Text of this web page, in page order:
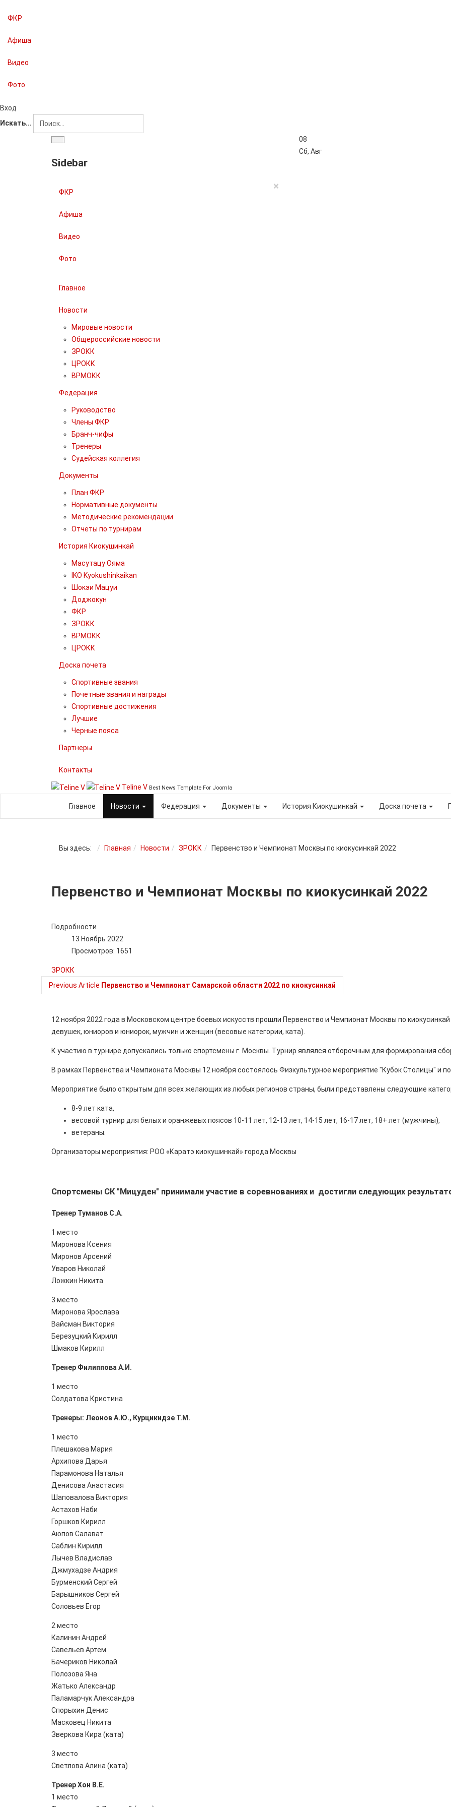
ФКР
Афиша
Видео
Фото
Вход
Искать...
Sidebar
×
ФКР
Афиша
Видео
Фото
Главное
Новости
Мировые новости
Общероссийские новости
ЗРОКК
ЦРОКК
ВРМОКК
Федерация
Руководство
Члены ФКР
Бранч-чифы
Тренеры
Судейская коллегия
Документы
План ФКР
Нормативные документы
Методические рекомендации
Отчеты по турнирам
История Киокушинкай
Масутацу Ояма
IKO Kyokushinkaikan
Шокэи Мацуи
Доджокун
ФКР
ЗРОКК
ВРМОКК
ЦРОКК
Доска почета
Спортивные звания
Почетные звания и награды
Спортивные достижения
Лучшие
Черные пояса
Партнеры
Контакты
Teline V Best News Template For Joomla
08
Сб, Авг
Главное Новости Федерация Документы История Киокушинкай Доска почета
Вы здесь: Главная Новости ЗРОКК Первенство и Чемпионат Москвы по киокусинкай 2022
Первенство и Чемпионат Москвы по киокусинкай 2022
Подробности
13 Ноябрь 2022
Просмотров: 1651
ЗРОКК
Previous Article Первенство и Чемпионат Самарской области 2022 по киокусинкай
12 ноября 2022 года в Московском центре боевых искусств прошли Первенство и Чемпионат Москвы по
девушек, юниоров и юниорок, мужчин и женщин (весовые категории, ката).
К участию в турнире допускались только спортсмены г. Москвы. Турнир являлся отборочным для формирования
В рамках Первенства и Чемпионата Москвы 12 ноября состоялось Физкультурное мероприятие "Кубок Столицы" и
Мероприятие было открытым для всех желающих из любых регионов страны, были представлены следующие
8-9 лет ката,
весовой турнир для белых и оранжевых поясов 10-11 лет, 12-13 лет, 14-15 лет, 16-17 лет, 18+ лет (мужчины),
ветераны.
Организаторы мероприятия: РОО «Каратэ киокушинкай» города Москвы
Спортсмены СК "Мицуден" принимали участие в соревнованиях и достигли следующих
Тренер Туманов С.А.
1 место
Миронова Ксения
Миронов Арсений
Уваров Николай
Ложкин Никита
3 место
Миронова Ярослава
Вайсман Виктория
Березуцкий Кирилл
Шмаков Кирилл
Тренер Филиппова А.И.
1 место
Солдатова Кристина
Тренеры: Леонов А.Ю., Курцикидзе Т.М.
1 место
Плешакова Мария
Архипова Дарья
Парамонова Наталья
Денисова Анастасия
Шаповалова Виктория
Астахов Наби
Горшков Кирилл
Аюпов Салават
Саблин Кирилл
Лычев Владислав
Джмухадзе Андрия
Бурменский Сергей
Барышников Сергей
Соловьев Егор
2 место
Калинин Андрей
Савельев Артем
Бачериков Николай
Полозова Яна
Жатько Александр
Паламарчук Александра
Спорыхин Денис
Масковец Никита
Зверкова Кира (ката)
3 место
Светлова Алина (ката)
Тренер Хон В.Е.
1 место